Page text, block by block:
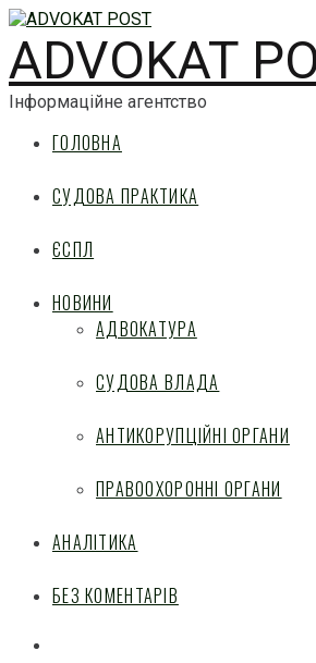
ADVOKAT
Інформаційне агентство
ГОЛОВНА
СУДОВА ПРАКТИКА
ЄСПЛ
НОВИНИ
АДВОКАТУРА
СУДОВА ВЛАДА
АНТИКОРУПЦІЙНІ ОРГАНИ
ПРАВООХОРОННІ ОРГАНИ
АНАЛІТИКА
БЕЗ КОМЕНТАРІВ